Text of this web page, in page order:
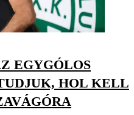
EGYGÓLOS
HOL KELL